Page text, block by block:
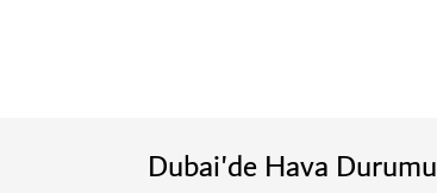
Dubai'de Hava Durumu